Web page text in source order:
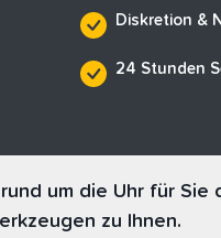
Diskretion &
24 Stunden
um die Uhr für Sie
zu Ihnen.